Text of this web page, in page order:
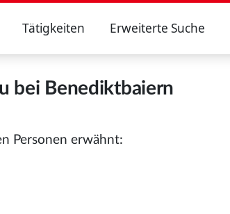
Tätigkeiten Erweiterte Suche
bei Benediktbaiern
Personen erwähnt: